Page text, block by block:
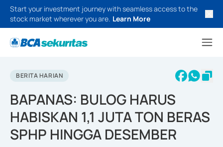
Start your investment journey with seamless access to the
stock market wherever you are. Learn More
BERITA HARIAN
BAPANAS: BULOG HARUS
HABISKAN 1,1 JUTA TON BERAS
SPHP HINGGA DESEMBER